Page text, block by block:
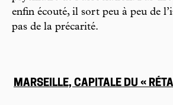
enfin écouté, il sort peu à peu de
pas de la précarité.
MARSEILLE, CAPITALE DU «